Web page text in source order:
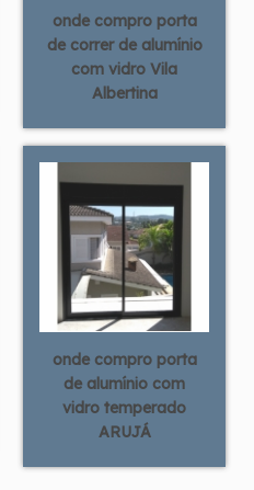
onde compro porta
de correr de alumínio
com vidro Vila
Albertina
onde compro porta
de alumínio com
vidro temperado
ARUJÁ